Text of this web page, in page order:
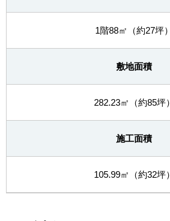
1階88㎡（約27坪）
敷地面積
282.23㎡（約85坪）
施工面積
105.99㎡（約32坪）